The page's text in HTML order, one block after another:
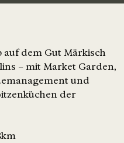
auf dem Gut Märkisch
– mit Market Garden,
und
der